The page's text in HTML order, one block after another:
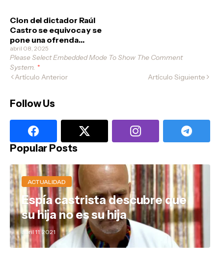
Clon del dictador Raúl
Castro se equivoca y se
pone una ofrenda
funeral a él mismo
abril 08, 2025
Please Select Embedded Mode To Show The Comment
System. *
Artículo Anterior
Artículo Siguiente
Follow Us
Popular Posts
ACTUALIDAD
Espía castrista descubre que
su hija no es su hija
abril 11, 2021